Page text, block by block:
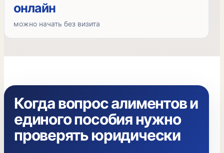
онлайн
можно начать без визита
Когда вопрос алиментов и
единого пособия нужно
проверять юридически